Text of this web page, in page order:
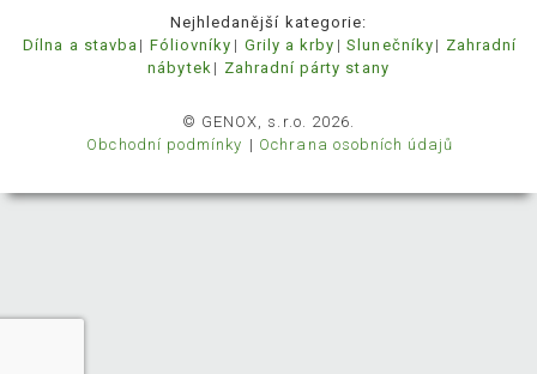
Nejhledanější kategorie:
Dílna a stavba
Fóliovníky Grily a krby Slunečníky
Zahradní
nábytek
Zahradní párty stany
© GENOX, s.r.o. 2026.
Obchodní podmínky
Ochrana osobních údajů